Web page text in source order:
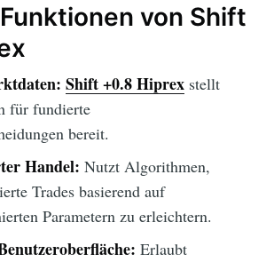
von Shift
Shift +0.8 Hiprexstellt
für fundierte
bereit.
Handel: Nutzt Algorithmen,
Trades basierend auf
Parametern zu erleichtern.
Erlaubt